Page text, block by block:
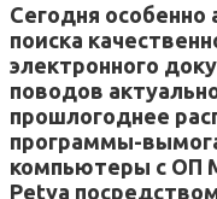
Сегодня особенно
поиска
электронного
поводов
прошлогоднее
программы-
компьютеры с ОП
Petya